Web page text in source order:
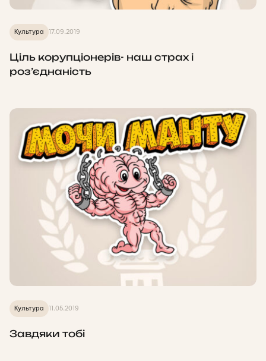
Культура 17.09.2019
Ціль корупціонерів- наш страх і
роз’єднаність
Культура 11.05.2019
Завдяки тобі